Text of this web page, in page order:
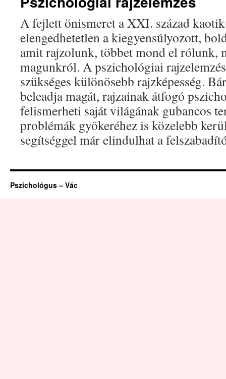
A fejlett önismeret a XXI. század
elengedhetetlen a kiegyensúlyozott,
amit rajzolunk, többet mond el rólunk,
magunkról. A pszichológiai
szükséges különösebb rajzképesség.
beleadja magát, rajzainak átfogó
felismerheti saját világának gubancos
problémák gyökeréhez is közelebb
segítséggel már elindulhat a
Pszichológus – Vác